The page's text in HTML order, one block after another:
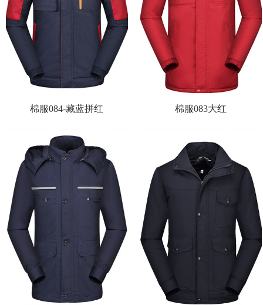
棉服084-藏蓝拼红 棉服083大红